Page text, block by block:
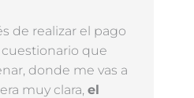
de realizar el pago
que
donde me vas a
muy clara,el